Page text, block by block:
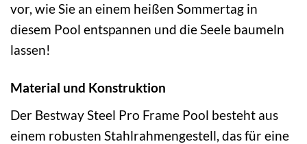
vor, wie Sie an einem heißen Sommertag in
diesem Pool entspannen und die Seele baumeln
lassen!
Material und Konstruktion
Der Bestway Steel Pro Frame Pool besteht aus
einem robusten Stahlrahmengestell, das für eine